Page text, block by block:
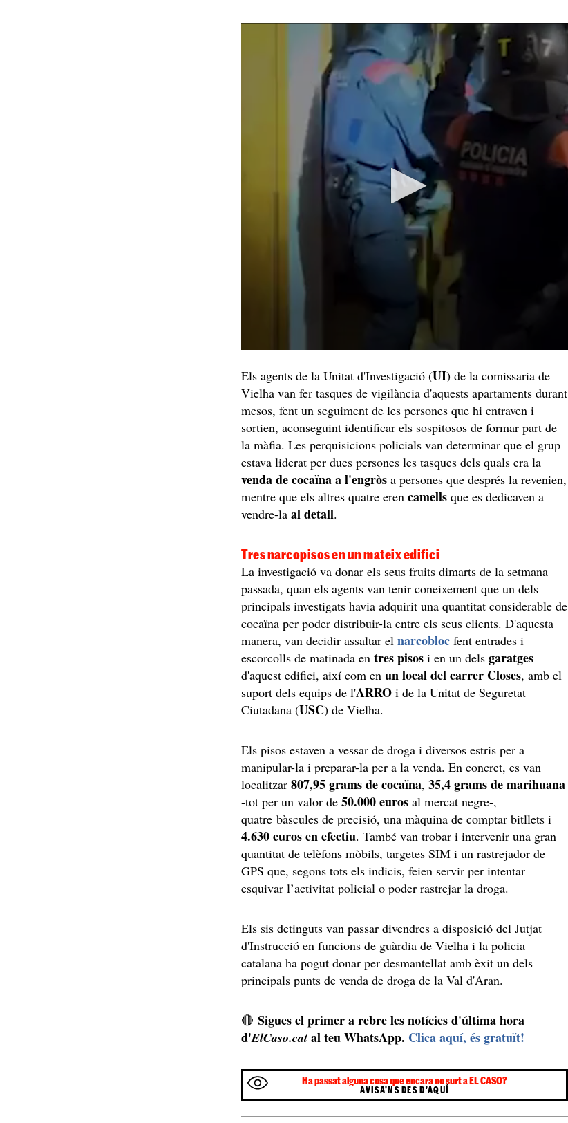
Els agents de la Unitat d'Investigació (UI) de la comissaria de
Vielha van fer tasques de vigilància d'aquests apartaments durant
mesos, fent un seguiment de les persones que hi entraven i
sortien, aconseguint identificar els sospitosos de formar part de
la màfia. Les perquisicions policials van determinar que el grup
estava liderat per dues persones les tasques dels quals era la
venda de cocaïna a l'engròs a persones que després la revenien,
mentre que els altres quatre erencamellsque es dedicaven a
vendre-laal detall.
Tres narcopisos en un mateix edifici
La investigació va donar els seus fruits dimarts de la setmana
passada, quan els agents van tenir coneixement que un dels
principals investigats havia adquirit una quantitat considerable de
cocaïna per poder distribuir-la entre els seus clients. D'aquesta
manera, van decidir assaltar elnarcobloc fent entrades i
escorcolls de matinada en tres pisos i en un delsgaratges
d'aquest edifici, així com enun local del carrer Closes, amb el
suport dels equips de l'ARRO i de la Unitat de Seguretat
Ciutadana (USC) de Vielha.
Els pisos estaven a vessar de droga i diversos estris per a
manipular-la i preparar-la per a la venda. En concret, es van
localitzar 807,95 grams de cocaïna, 35,4 grams de marihuana
-tot per un valor de50.000 euros al mercat negre-,
quatre bàscules de precisió, una màquina de comptar bitllets i
4.630 euros en efectiu. També van trobar i intervenir una gran
quantitat de telèfons mòbils, targetes SIM i un rastrejador de
GPS que, segons tots els indicis, feien servir per intentar
esquivar l’activitat policial o poder rastrejar la droga.
Els sis detinguts van passar divendres a disposició del Jutjat
d'Instrucció en funcions de guàrdia de Vielha i la policia
catalana ha pogut donar per desmantellat amb èxit un dels
principals punts de venda de droga de la Val d'Aran.
🔴Sigues el primer a rebre les notícies d'última hora
d'ElCaso.cat al teu WhatsApp. Clica aquí, és gratuït!
Ha passat alguna cosa que encara no surt a EL CASO?
AVISA'NS DES D'AQUÍ